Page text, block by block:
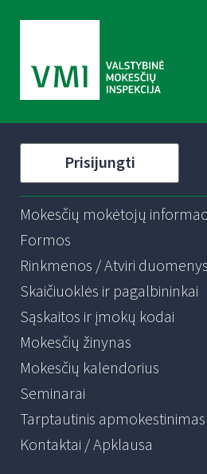
Prisijungti
Mokesčių mokėtojų
Formos
Rinkmenos / Atviri duomenys
Skaičiuoklės ir pagalbininkai
Sąskaitos ir įmokų kodai
Mokesčių žinynas
Mokesčių kalendorius
Seminarai
Tarptautinis apmokestinimas
Kontaktai / Apklausa